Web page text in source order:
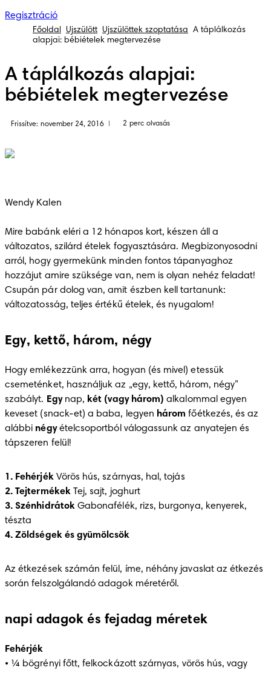
Regisztráció
Főoldal Újszülött Újszülöttek szoptatása
A táplálkozás
alapjai: bébiételek megtervezése
A táplálkozás alapjai:
bébiételek megtervezése
Frissítve: november 24, 2016 2 perc olvasás
Wendy Kalen
Mire babánk eléri a 12 hónapos kort, készen áll a
változatos, szilárd ételek fogyasztására. Megbizonyosodni
arról, hogy gyermekünk minden fontos tápanyaghoz
hozzájut amire szüksége van, nem is olyan nehéz feladat!
Csupán pár dolog van, amit észben kell tartanunk:
változatosság, teljes értékű ételek, és nyugalom!
Egy, kettő, három, négy
Hogy emlékezzünk arra, hogyan (és mivel) etessük
csemeténket, használjuk az „egy, kettő, három, négy”
szabályt. Egy nap, két (vagy három) alkalommal egyen
keveset (snack-et) a baba, legyen három főétkezés, és az
alábbi négy ételcsoportból válogassunk az anyatejen és
tápszeren felül!
1. Fehérjék
2. Tejtermékek
Tej, sajt, joghurt
3. Szénhidrátok Gabonafélék, rizs, burgonya, kenyerek,
4. Zöldségek és gyümölcsök
Az étkezések számán felül, íme, néhány javaslat az étkezés
során felszolgálandó adagok méretéről.
napi adagok és fejadag méretek
Fehérjék
• ¼ bögrényi főtt, felkockázott szárnyas, vörös hús, vagy